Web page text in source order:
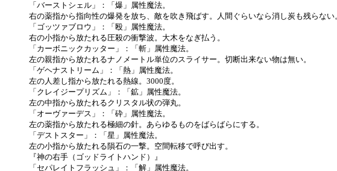
「バーストシェル」：「爆」属性魔法。
右の薬指から指向性の爆発を放ち、敵を吹き飛ばす。人間ぐらいなら消し炭も残らない
「ゴッツァブロウ」：「殴」属性魔法。
右の小指から放たれる圧殺の衝撃波。大木をなぎ払う。
「カーボニックカッター」：「斬」属性魔法。
左の親指から放たれるナノメートル単位のスライサー。切断出来ない物は無い。
「ゲヘナストリーム」：「熱」属性魔法。
左の人差し指から放たれる熱線。3000度。
「クレイジープリズム」：「鉱」属性魔法。
左の中指から放たれるクリスタル状の弾丸。
「オーヴァーデス」：「砕」属性魔法。
左の薬指から放たれる極細の針。あらゆるものをばらばらにする。
「デストスター」：「星」属性魔法。
左の小指から放たれる隕石の一撃。空間転移で呼び出す。
『神の右手（ゴッドライトハンド）』
「セパレイトフラッシュ」：「解」属性魔法。